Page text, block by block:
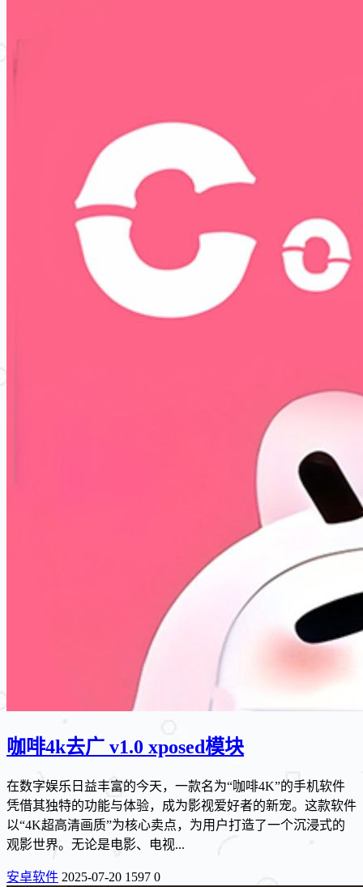
咖啡4k去广 v1.0 xposed模块
在数字娱乐日益丰富的今天，一款名为“咖啡4K”的手机软件
凭借其独特的功能与体验，成为影视爱好者的新宠。这款软件
以“4K超高清画质”为核心卖点，为用户打造了一个沉浸式的
观影世界。无论是电影、电视...
安卓软件 2025-07-20 1597 0